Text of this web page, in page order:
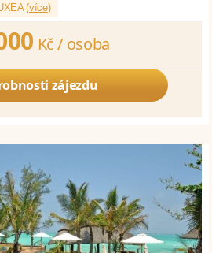
(více)
Kč / osoba
zájezdu